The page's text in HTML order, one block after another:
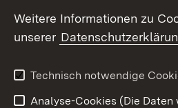
Social Wall
X / Twitter
Youtube
Weitere Informationen zu
unserer
Technisch notwendige
Analyse-Cookies (Die